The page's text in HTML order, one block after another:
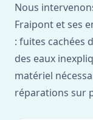
Nous
Fraipont et ses
: fuites cachées
des eaux
matériel
réparations sur